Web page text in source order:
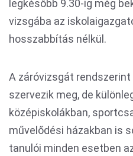
legkésőbb 9.30-ig még
vizsgába az
hosszabbítás nélkül.
A záróvizsgát
szervezik meg, de
középiskolákban,
művelődési házakban is
tanulói minden esetben